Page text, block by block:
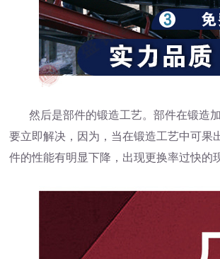
然后是部件的锻造工艺。部件在锻造加
要立即解决，因为，当在锻造工艺中可果
件的性能有明显下降，出现更换率过快的